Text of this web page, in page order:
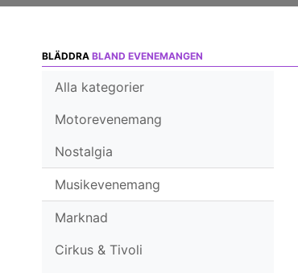
BLÄDDRA BLAND EVENEMANGEN
Alla kategorier
Motorevenemang
Nostalgia
Musikevenemang
Marknad
Cirkus & Tivoli